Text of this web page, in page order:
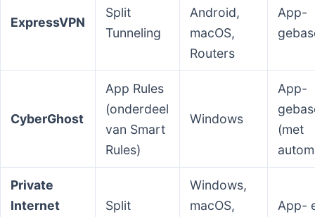
ExpressVPN
Split
Tunneling
Android,
macOS,
Routers
App-
CyberGhost
App Rules
(onderdeel
van Smart
Rules)
Windows
App-
(met
Private
Internet
Split
Windows,
macOS,
App-